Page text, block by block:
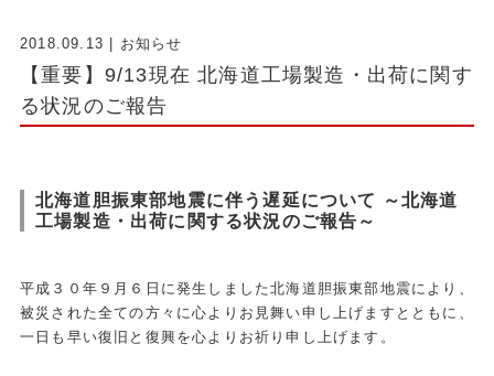
2018.09.13 | お知らせ
【重要】9/13現在 北海道工場製造・出荷に関す
る状況のご報告
北海道胆振東部地震に伴う遅延について ～北海道
工場製造・出荷に関する状況のご報告～
平成３０年９月６日に発生しました北海道胆振東部地震により、
被災された全ての方々に心よりお見舞い申し上げますとともに、
一日も早い復旧と復興を心よりお祈り申し上げます。